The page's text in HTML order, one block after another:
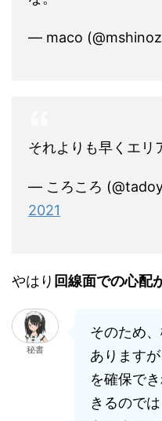
— maco
それよりも早くエリ
— ころころ
2021
やはり 回線面での心配
秘書
そのため
あります
を確保で
きるので